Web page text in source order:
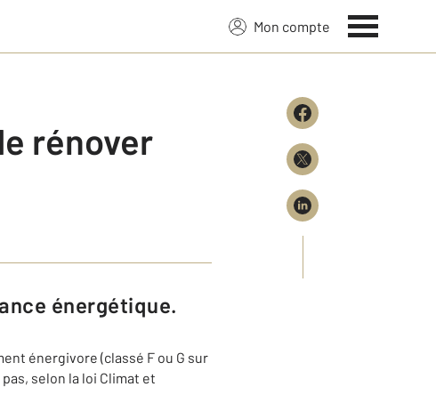
Mon compte
rénover
énergétique.
énergivore (classé F ou G sur
selon la loi Climat et